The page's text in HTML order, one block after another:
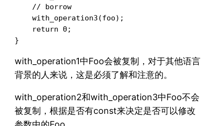
    // borrow
    with_operation3(foo);
    return 0;
}
with_operation1中Foo会被复制，对于其他语言
背景的人来说，这是必须了解和注意的。
with_operation2和with_operation3中Foo不会
被复制，根据是否有const来决定是否可以修改